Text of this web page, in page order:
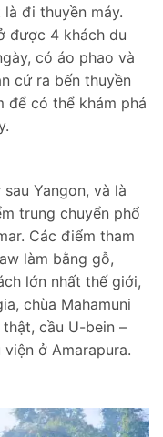
đi thuyền máy.
được 4 khách du
có áo phao và
cứ ra bến thuyền
để có thể khám phá
Yangon, và là
trung chuyển phổ
Các điểm tham
làm bằng gỗ,
lớn nhất thế giới,
chùa Mahamuni
cầu U-bein –
ở Amarapura.